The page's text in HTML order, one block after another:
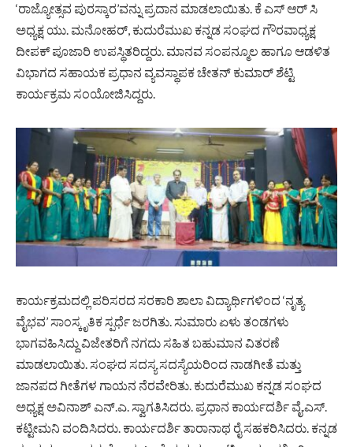
‘ರಾಜ್ಯೋತ್ಸವ ಪುರಸ್ಕಾರ’ವನ್ನು ಪ್ರದಾನ ಮಾಡಲಾಯಿತು. ಕೆ ಎಸ್ ಆರ್ ಸಿ
ಅಧ್ಯಕ್ಷ ಯು. ಮನೋಹರ್, ಕುದುರೆಮುಖ ಕನ್ನಡ ಸಂಘದ ಗೌರವಾಧ್ಯಕ್ಷ
ದೀಪಕ್ ಪೂಜಾರಿ ಉಪಸ್ಥಿತರಿದ್ದರು. ಮಾನವ ಸಂಪನ್ಮೂಲ ಹಾಗೂ ಆಡಳಿತ
ವಿಭಾಗದ ಸಹಾಯಕ ಪ್ರಧಾನ ವ್ಯವಸ್ಥಾಪಕ ಚೇತನ್ ಕುಮಾರ್ ಶೆಟ್ಟಿ
ಕಾರ್ಯಕ್ರಮ ಸಂಯೋಜಿಸಿದ್ದರು.
ಕಾರ್ಯಕ್ರಮದಲ್ಲಿ ಪರಿಸರದ ಸರಕಾರಿ ಶಾಲಾ ವಿದ್ಯಾರ್ಥಿಗಳಿಂದ ‘ನೃತ್ಯ
ವೈಭವ’ ಸಾಂಸ್ಕೃತಿಕ ಸ್ಪರ್ಧೆ ಜರಗಿತು. ಸುಮಾರು ಏಳು ತಂಡಗಳು
ಭಾಗವಹಿಸಿದ್ದು ವಿಜೇತರಿಗೆ ನಗದು ಸಹಿತ ಬಹುಮಾನ ವಿತರಣೆ
ಮಾಡಲಾಯಿತು‌. ಸಂಘದ ಸದಸ್ಯ ಸದಸ್ಯೆಯರಿಂದ ನಾಡಗೀತೆ ಮತ್ತು
ಜಾನಪದ ಗೀತೆಗಳ ಗಾಯನ ನೆರವೇರಿತು. ಕುದುರೆಮುಖ ಕನ್ನಡ ಸಂಘದ
ಅಧ್ಯಕ್ಷ ಅವಿನಾಶ್ ಎನ್.ಎ. ಸ್ವಾಗತಿಸಿದರು. ಪ್ರಧಾನ ಕಾರ್ಯದರ್ಶಿ ವೈ.ಎಸ್‌.
ಕಟ್ಟೀಮನಿ ವಂದಿಸಿದರು. ಕಾರ್ಯದರ್ಶಿ ತಾರಾನಾಥ ರೈ ಸಹಕರಿಸಿದರು‌‌. ಕನ್ನಡ